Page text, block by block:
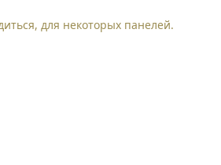
для некоторых панелей.